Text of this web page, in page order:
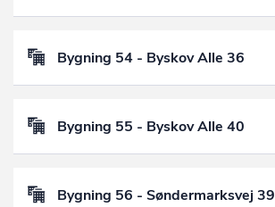
Bygning 54 - Byskov Alle 36
Bygning 55 - Byskov Alle 40
Bygning 56 - Søndermarksvej 39